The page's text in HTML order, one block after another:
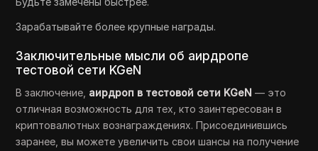
Зарабатывайте более крупные награды.
Заключительные мысли об аирдропе
тестовой сети KGeN
В заключение, аирдроп в тестовой сети KGeN — это
отличная возможность для тех, кто заинтересован в
криптовалютных вознаграждениях. Присоединившись
заранее, вы можете увеличить свои шансы на получение